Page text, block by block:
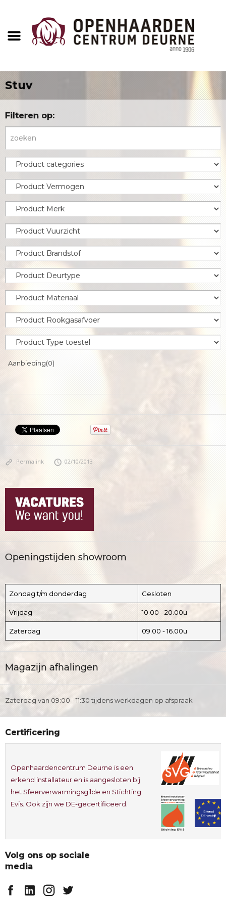
Stuv
Filteren op:
Aanbieding(0)
Permalink 02/10/2013
Openingstijden showroom
Zondag t/m donderdag Gesloten
Vrijdag 10.00 - 20.00u
Zaterdag 09.00 - 16.00u
Magazijn afhalingen
Zaterdag van 09:00 - 11:30 tijdens werkdagen op afspraak
Certificering
Openhaardencentrum Deurne is een
erkend installateur en is aangesloten bij
het Sfeerverwarmingsgilde en Stichting
Evis. Ook zijn we DE-gecertificeerd.
Volg ons op sociale
media